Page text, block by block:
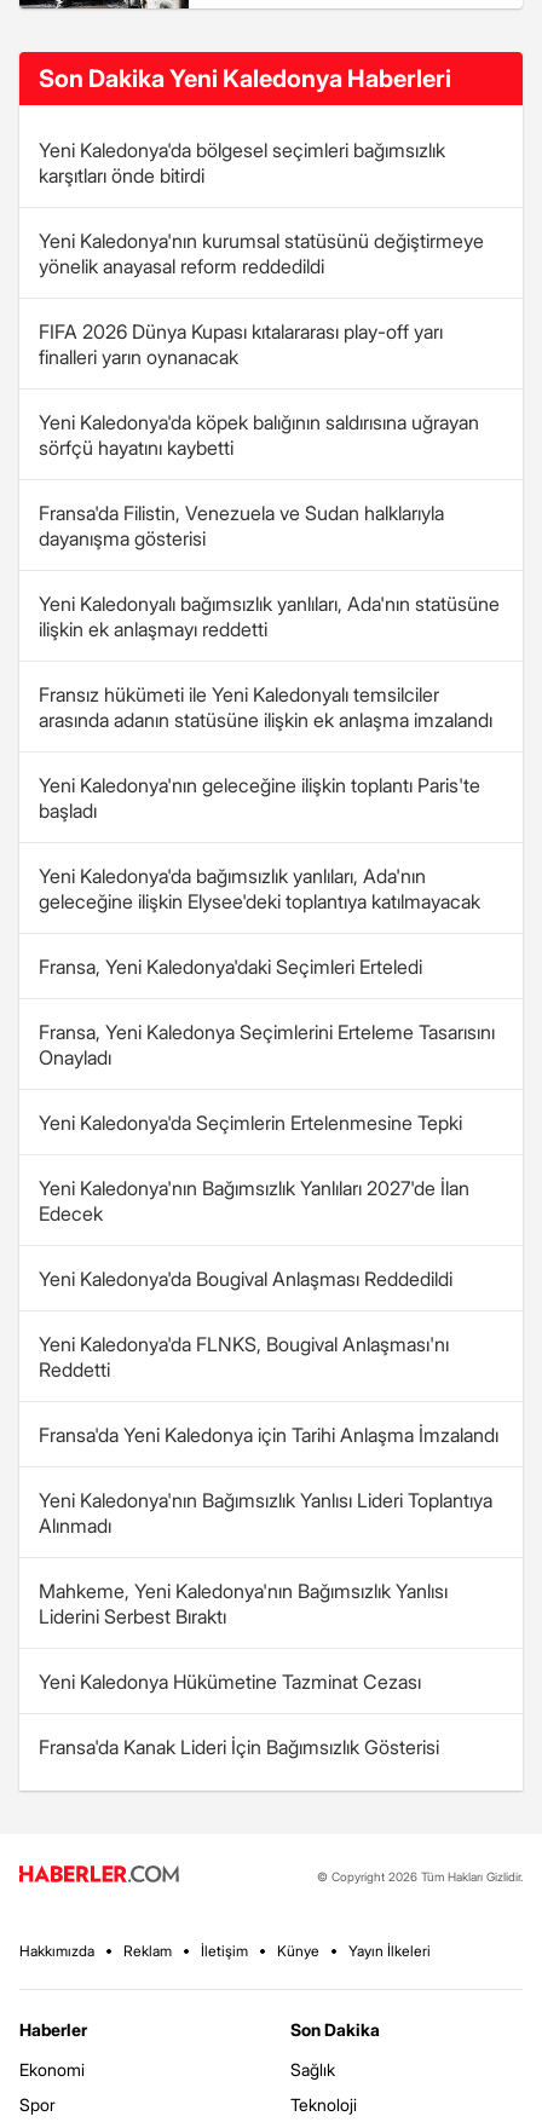
öldü
Son Dakika Yeni Kaledonya Haberleri
Yeni Kaledonya'da bölgesel seçimleri bağımsızlık
karşıtları önde bitirdi
Yeni Kaledonya'nın kurumsal statüsünü değiştirmeye
yönelik anayasal reform reddedildi
FIFA 2026 Dünya Kupası kıtalararası play-off yarı
finalleri yarın oynanacak
Yeni Kaledonya'da köpek balığının saldırısına uğrayan
sörfçü hayatını kaybetti
Fransa'da Filistin, Venezuela ve Sudan halklarıyla
dayanışma gösterisi
Yeni Kaledonyalı bağımsızlık yanlıları, Ada'nın statüsüne
ilişkin ek anlaşmayı reddetti
Fransız hükümeti ile Yeni Kaledonyalı temsilciler
arasında adanın statüsüne ilişkin ek anlaşma imzalandı
Yeni Kaledonya'nın geleceğine ilişkin toplantı Paris'te
başladı
Yeni Kaledonya'da bağımsızlık yanlıları, Ada'nın
geleceğine ilişkin Elysee'deki toplantıya katılmayacak
Fransa, Yeni Kaledonya'daki Seçimleri Erteledi
Fransa, Yeni Kaledonya Seçimlerini Erteleme Tasarısını
Onayladı
Yeni Kaledonya'da Seçimlerin Ertelenmesine Tepki
Yeni Kaledonya'nın Bağımsızlık Yanlıları 2027'de İlan
Edecek
Yeni Kaledonya'da Bougival Anlaşması Reddedildi
Yeni Kaledonya'da FLNKS, Bougival Anlaşması'nı
Reddetti
Fransa'da Yeni Kaledonya için Tarihi Anlaşma İmzalandı
Yeni Kaledonya'nın Bağımsızlık Yanlısı Lideri Toplantıya
Alınmadı
Mahkeme, Yeni Kaledonya'nın Bağımsızlık Yanlısı
Liderini Serbest Bıraktı
Yeni Kaledonya Hükümetine Tazminat Cezası
Fransa'da Kanak Lideri İçin Bağımsızlık Gösterisi
© Copyright 2026 Tüm Hakları Gizlidir.
Hakkımızda Reklam İletişim Künye Yayın İlkeleri
Haberler
Ekonomi
Spor
Son Dakika
Sağlık
Teknoloji